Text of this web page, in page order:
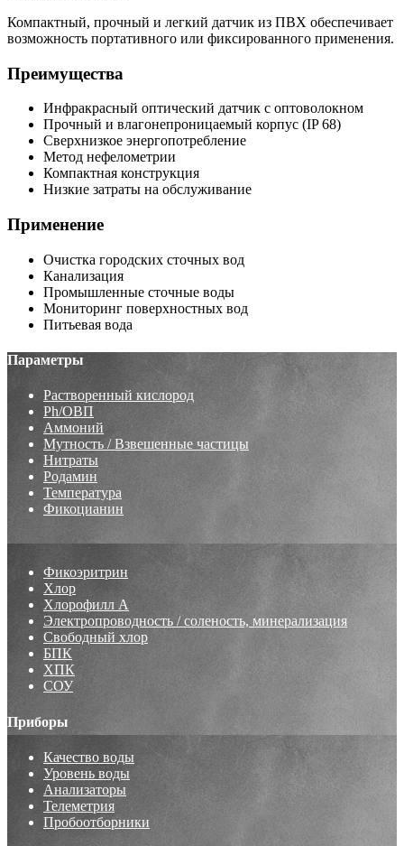
Компактный, прочный и легкий датчик из ПВХ обеспечивает
возможность портативного или фиксированного применения.
Преимущества
Инфракрасный оптический датчик с оптоволокном
Прочный и влагонепроницаемый корпус (IP 68)
Сверхнизкое энергопотребление
Метод нефелометрии
Компактная конструкция
Низкие затраты на обслуживание
Применение
Очистка городских сточных вод
Канализация
Промышленные сточные воды
Мониторинг поверхностных вод
Питьевая вода
Параметры
Растворенный кислород
Ph/ОВП
Аммоний
Мутность / Взвешенные частицы
Нитраты
Родамин
Температура
Фикоцианин
Фикоэритрин
Хлор
Хлорофилл А
Электропроводность / соленость, минерализация
Свободный хлор
БПК
ХПК
СОУ
Приборы
Качество воды
Уровень воды
Анализаторы
Телеметрия
Пробоотборники